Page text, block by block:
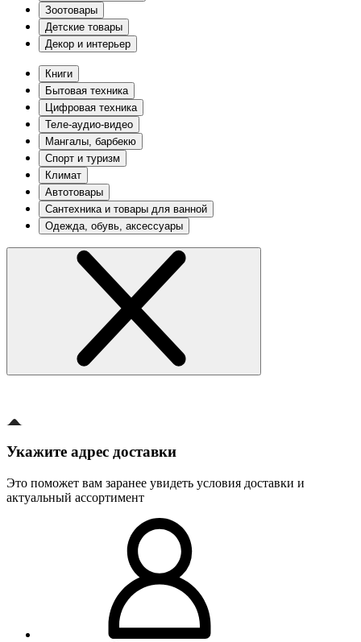
Зоотовары
Детские товары
Декор и интерьер
Книги
Бытовая техника
Цифровая техника
Теле-аудио-видео
Мангалы, барбекю
Спорт и туризм
Климат
Автотовары
Сантехника и товары для ванной
Одежда, обувь, аксессуары
Укажите адрес доставки
Это поможет вам заранее увидеть условия доставки и
актуальный ассортимент